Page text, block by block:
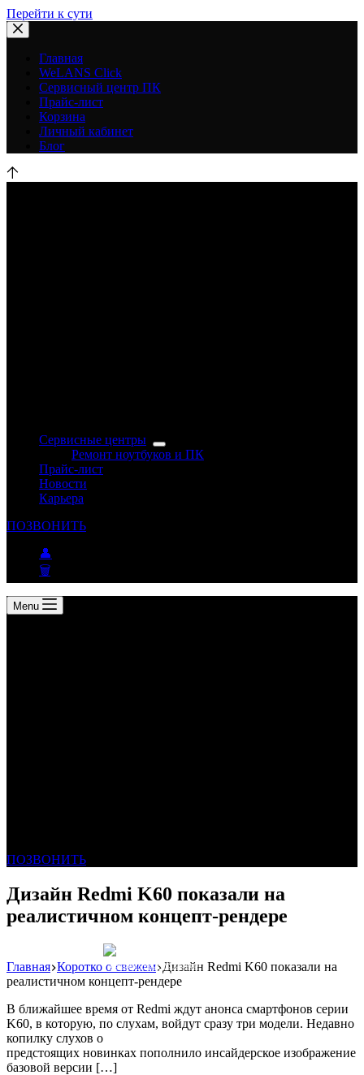
Перейти к сути
Главная
WeLANS Click
Сервисный центр ПК
Прайс-лист
Корзина
Личный кабинет
Блог
Сервисные центры
Ремонт ноутбуков и ПК
Прайс-лист
Новости
Карьера
ПОЗВОНИТЬ
👤
🗑
Menu
ПОЗВОНИТЬ
Дизайн Redmi K60 показали на
реалистичном концепт-рендере
Реклама: WeLANS облако
Главная Коротко о свежем Дизайн Redmi K60 показали на
реалистичном концепт-рендере
В ближайшее время от Redmi ждут анонса смартфонов серии
K60, в которую, по слухам, войдут сразу три модели. Недавно
копилку слухов о
предстоящих новинках пополнило инсайдерское изображение
базовой версии […]